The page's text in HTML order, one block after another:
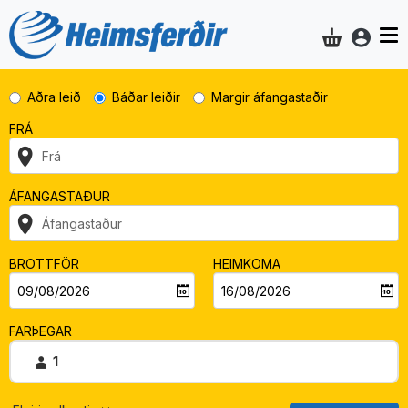
Aðra leið Báðar leiðir Margir áfangastaðir
FRÁ
Frá
ÁFANGASTAÐUR
Áfangastaður
BROTTFÖR HEIMKOMA
FARÞEGAR
1